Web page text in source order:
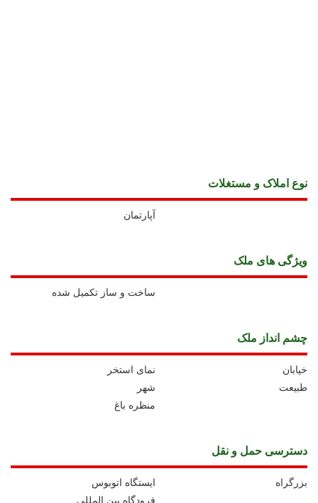
نوع املاک و مستغلات
آپارتمان
ويژگی های ملک
ساخت و ساز تکمیل شده
چشم انداز ملک
نمای استخر
خیابان
شهر
طبیعت
منظره باغ
دسترسی حمل و نقل
ايستگاه اتوبوس
بزرگراه
فرودگاه بین المللی